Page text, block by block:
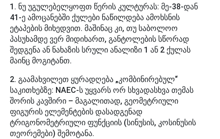
1. ნუ უგულებელყოფთ წერის კულტურას: მე-38-დან
41-ე ამოცანებში ქულები ნაწილდება ამოხსნის
ეტაპების მიხედვით. მაშინაც კი, თუ საბოლოო
პასუხამდე ვერ მიდიხართ, განტოლების სწორად
შედგენა ან ნახაზის სრული ანალიზი 1 ან 2 ქულას
მაინც მოგიტანთ.
2. გაამახვილეთ ყურადღება „კომბინირებულ“
საკითხებზე: NAEC-ს უყვარს ორ სხვადასხვა თემას
შორის კავშირი – მაგალითად, გეომეტრიული
ფიგურის ელემენტების დასადგენად
ტრიგონომეტრიული ფუნქციის (სინუსის, კოსინუსის
თეორემები) შემოტანა.